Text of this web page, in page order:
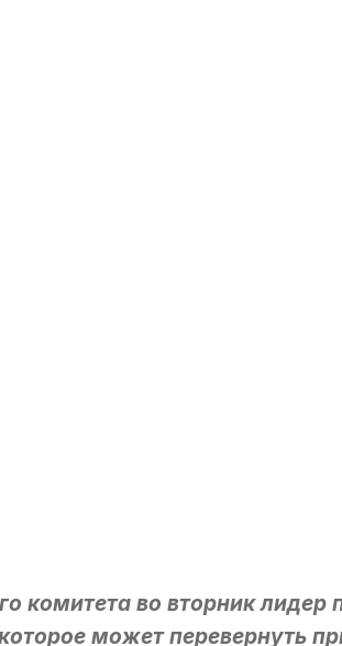
комитета во вторник лидер
может перевернуть